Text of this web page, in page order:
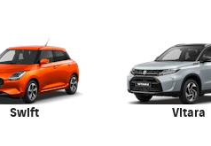
Swift Vitara